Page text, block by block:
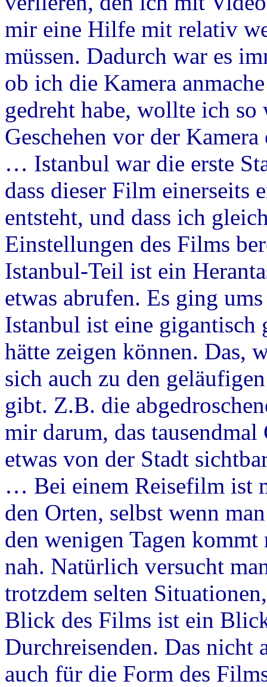
mir eine Hilfe mit relativ
müssen. Dadurch war es
ob ich die Kamera
gedreht habe, wollte ich
Geschehen vor der
… Istanbul war die erste
dass dieser Film einerseits
entsteht, und dass ich
Einstellungen des Films
Istanbul-Teil ist ein
etwas abrufen. Es ging
Istanbul ist eine gigantisch
hätte zeigen können. Das,
sich auch zu den
gibt. Z.B. die
mir darum, das tausendmal
etwas von der Stadt
… Bei einem Reisefilm ist
den Orten, selbst wenn
den wenigen Tagen
nah. Natürlich versucht
trotzdem selten
Blick des Films ist ein
Durchreisenden. Das nicht
auch für die Form des